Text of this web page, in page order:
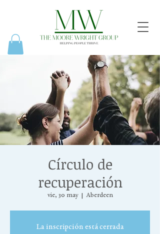
Círculo de
recuperación
vie, 30 may
  |
Aberdeen
La inscripción está cerrada